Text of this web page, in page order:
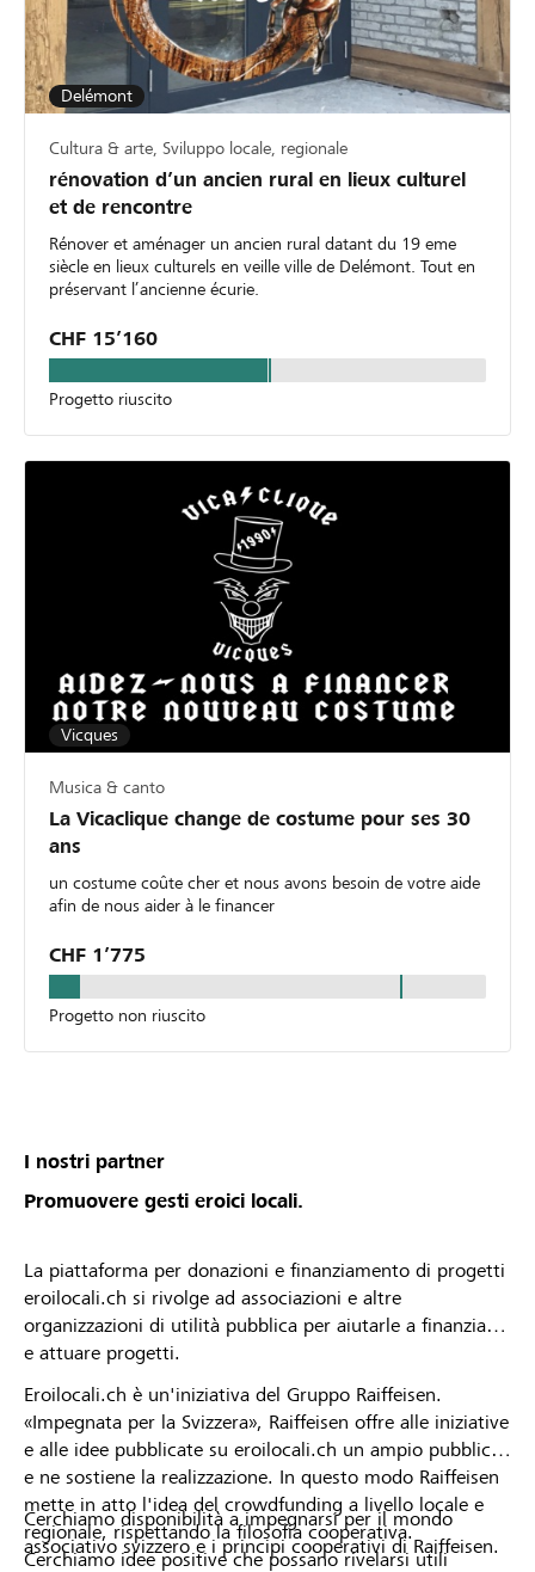
Delémont
Cultura & arte, Sviluppo locale, regionale
rénovation d’un ancien rural en lieux culturel
et de rencontre
Rénover et aménager un ancien rural datant du 19 eme
siècle en lieux culturels en veille ville de Delémont. Tout en
préservant l’ancienne écurie.
CHF 15’160
Progetto riuscito
Vicques
Musica & canto
La Vicaclique change de costume pour ses 30
ans
un costume coûte cher et nous avons besoin de votre aide
afin de nous aider à le financer
CHF 1’775
Progetto non riuscito
I nostri partner
Promuovere gesti eroici locali.
La piattaforma per donazioni e finanziamento di progetti
eroilocali.ch si rivolge ad associazioni e altre
organizzazioni di utilità pubblica per aiutarle a finanziare
e attuare progetti.
Eroilocali.ch è un'iniziativa del Gruppo Raiffeisen.
«Impegnata per la Svizzera», Raiffeisen offre alle iniziative
e alle idee pubblicate su eroilocali.ch un ampio pubblico
e ne sostiene la realizzazione. In questo modo Raiffeisen
mette in atto l'idea del crowdfunding a livello locale e
regionale, rispettando la filosofia cooperativa.
Cerchiamo idee positive che possano rivelarsi utili
Cerchiamo disponibilità a impegnarsi per il mondo
associativo svizzero e i principi cooperativi di Raiffeisen.